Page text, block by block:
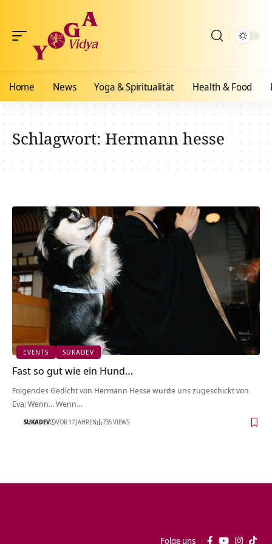
Home News Yoga & Spiritualität Health & Food
Schlagwort:Hermann hesse
EVENTS SUKADEV
Fast so gut wie ein Hund…
Folgendes Gedicht von Hermann Hesse wurde uns zugeschickt von
Eva: Wenn... Wenn…
SUKADEV VOR 17 JAHREN 735 VIEWS
Folge uns